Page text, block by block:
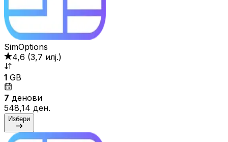
SimOptions
4,6 (3,7 илј.)
1 GB
7 денови
548,14 ден.
Избери